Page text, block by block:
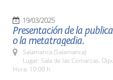
19/03/2025
Presentación de la
o la metatragedia.
Salamanca (Salamanca)
Lugar: Sala de las Comarcas.
Hora: 10:00 h